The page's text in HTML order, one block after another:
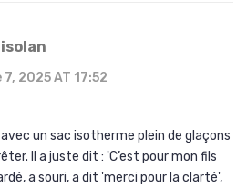
2025 AT 17:52
avec un sac isotherme plein de glaçons
Il a juste dit : 'C’est pour mon fils
a souri, a dit 'merci pour la clarté',